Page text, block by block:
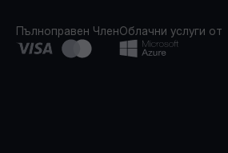
Пълноправен ЧленОблачни услуги от